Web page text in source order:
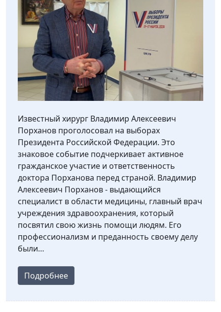
Известный хирург Владимир Алексеевич
Порханов проголосовал на выборах
Президента Российской Федерации. Это
знаковое событие подчеркивает активное
гражданское участие и ответственность
доктора Порханова перед страной. Владимир
Алексеевич Порханов - выдающийся
специалист в области медицины, главный врач
учреждения здравоохранения, который
посвятил свою жизнь помощи людям. Его
профессионализм и преданность своему делу
были…
Подробнее